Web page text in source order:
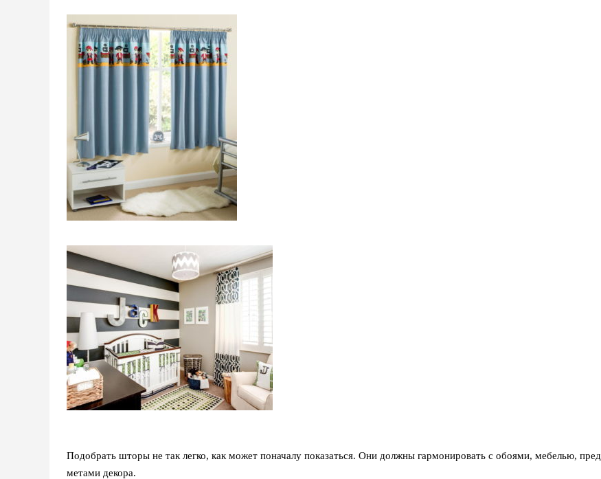
Подобрать шторы не так легко, как может поначалу показаться. Они должны гармонировать с обоями, мебелью, пред
метами декора.